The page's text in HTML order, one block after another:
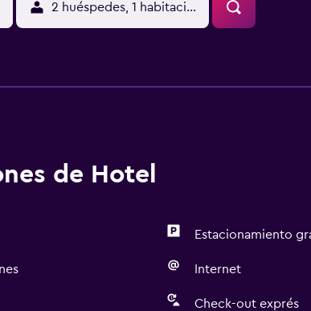
2 huéspedes, 1 habitación
de Hotel
Estacionamiento
Internet
Check-out exprés